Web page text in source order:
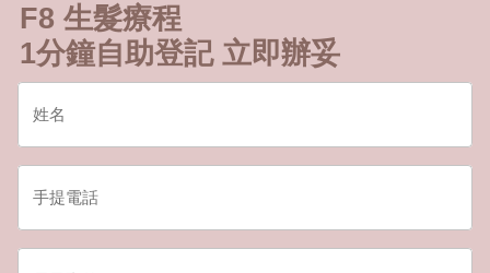
F8 生髮療程
1分鐘自助登記 立即辦妥